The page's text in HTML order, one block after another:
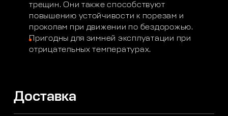
трещин. Они также способствуют
повышению устойчивости к порезам и
проколам при движении по бездорожью.
Пригодны для зимней эксплуатации при
отрицательных температурах.
Доставка